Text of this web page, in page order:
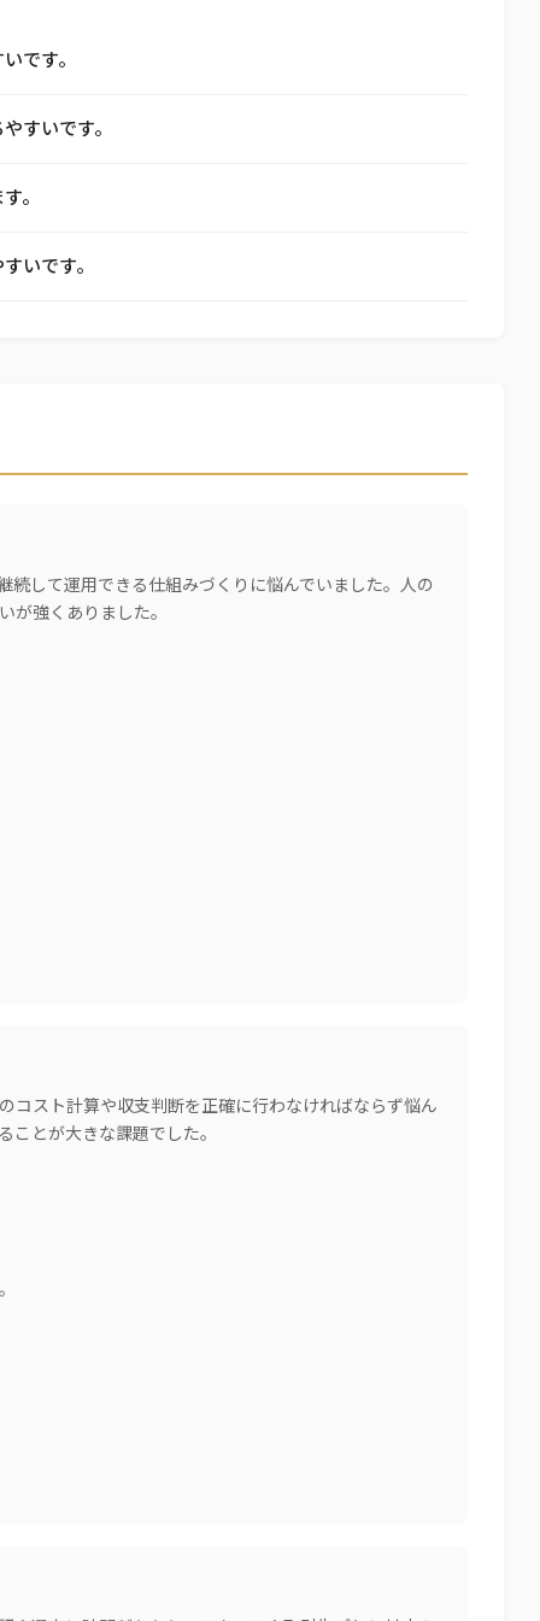
です。
すいです。
。
いです。
して運用できる仕組みづくりに悩んでいました。人の
強くありました。
コスト計算や収支判断を正確に行わなければならず悩ん
とが大きな課題でした。